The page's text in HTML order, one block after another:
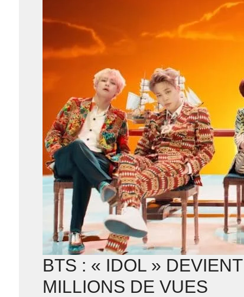
BTS : « IDOL »
MILLIONS DE VUES